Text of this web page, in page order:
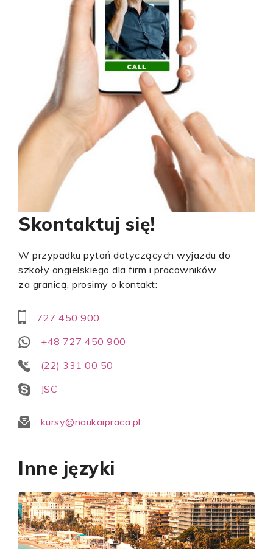
Skontaktuj się!
W przypadku pytań dotyczących wyjazdu do
szkoły angielskiego dla firm i pracowników
za granicą, prosimy o kontakt:
727 450 900
+48 727 450 900
(22) 331 00 50
JSC
kursy@naukaipraca.pl
Inne języki